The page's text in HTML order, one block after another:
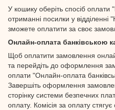
У кошику оберіть спосіб оплати
отриманні посилки у
зможете оплатити за своє
Онлайн-оплата банківською
Щоб оплатити замовлення
та перейдіть до оформлення
оплати "Онлайн-оплата
Завершіть оформлення
сторінку системи безпечних
оплату. Комісія за оплату стягує